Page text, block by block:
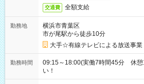
交通費 全額支給
勤務地
横浜市青葉区
市が尾駅から徒歩10分
大手☆有線テレビによる放送事業
勤務時間
09:15～18:00(実働7時間45分 休
い！